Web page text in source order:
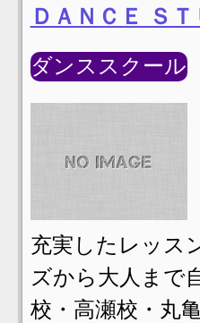
ＤＡＮＣＥ Ｓ
ダンススクール
充実したレッス
ズから大人まで
校・高瀬校・丸